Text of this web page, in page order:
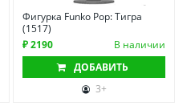
Фигурка Funko Pop: Тигра
(1517)
₽ 2190
В наличии
ДОБАВИТЬ
3+